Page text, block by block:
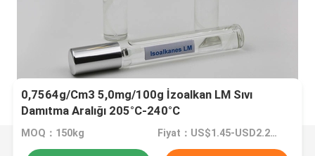
0,7564g/Cm3 5,0mg/100g İzoalkan LM Sıvı
Damıtma Aralığı 205°C-240°C
MOQ：150kg Fiyat：US$1.45-USD2.25/kg